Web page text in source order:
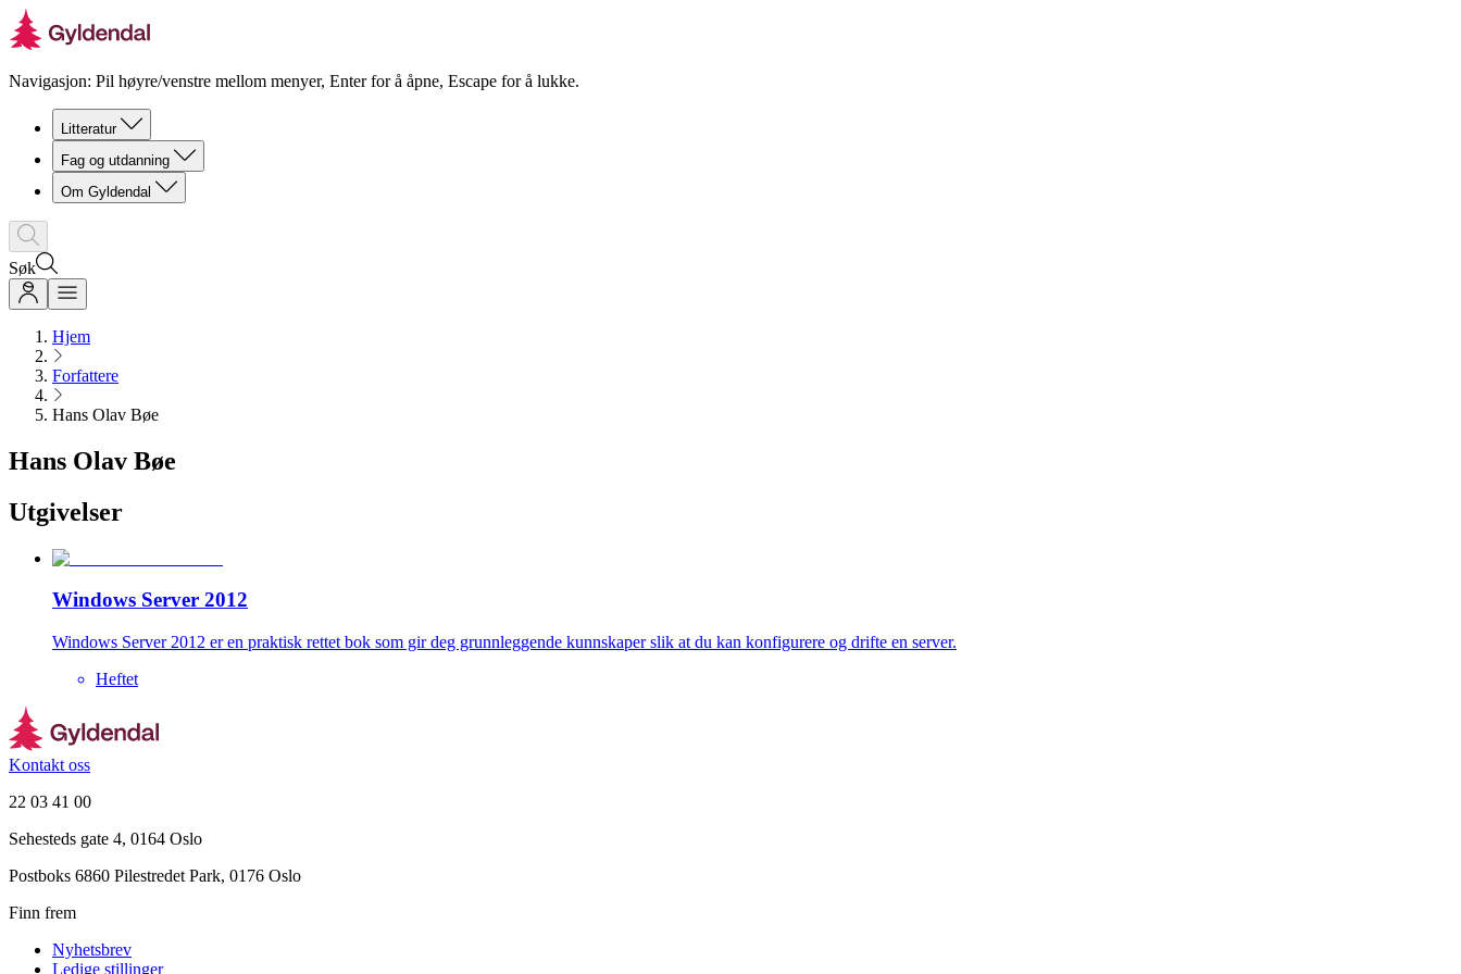
Navigasjon: Pil høyre/venstre mellom menyer, Enter for å åpne, Escape for å lukke.
Litteratur
Fag og utdanning
Om Gyldendal
Søk
Hjem
Forfattere
Hans Olav Bøe
Hans Olav Bøe
Utgivelser
Windows Server 2012
Windows Server 2012 er en praktisk rettet bok som gir deg grunnleggende kunnskaper slik at du kan konfigurere og drifte en server.
Heftet
Kontakt oss
22 03 41 00
Sehesteds gate 4, 0164 Oslo
Postboks 6860 Pilestredet Park, 0176 Oslo
Finn frem
Nyhetsbrev
Ledige stillinger